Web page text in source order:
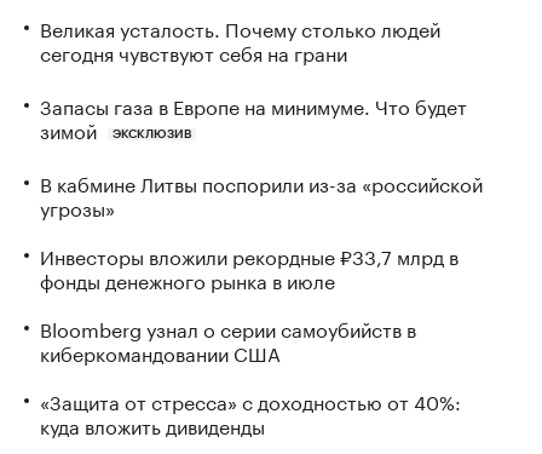
Великая усталость. Почему столько людей
сегодня чувствуют себя на грани
Запасы газа в Европе на минимуме. Что будет
зимой
ЭКСКЛЮЗИВ
В кабмине Литвы поспорили из-за «российской
угрозы»
Инвесторы вложили рекордные ₽33,7 млрд в
фонды денежного рынка в июле
Bloomberg узнал о серии самоубийств в
киберкомандовании США
«Защита от стресса» с доходностью от 40%:
куда вложить дивиденды